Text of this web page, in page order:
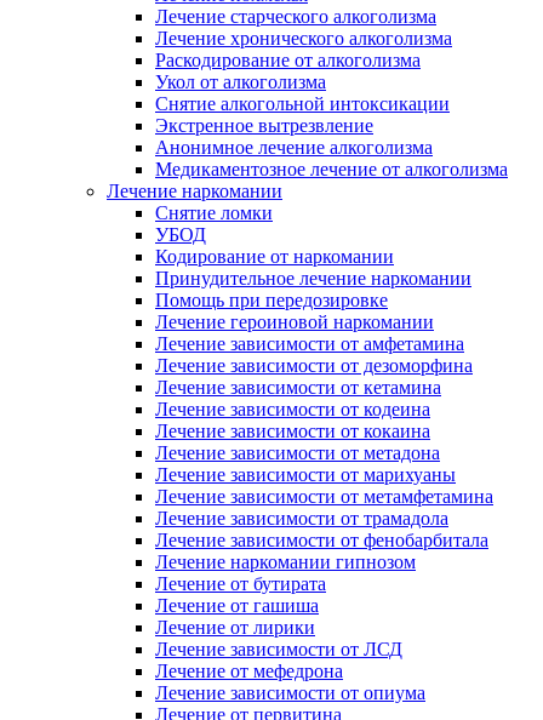
Лечение старческого алкоголизма
Лечение хронического алкоголизма
Раскодирование от алкоголизма
Укол от алкоголизма
Снятие алкогольной интоксикации
Экстренное вытрезвление
Анонимное лечение алкоголизма
Медикаментозное лечение от алкоголизма
Лечение наркомании
Снятие ломки
УБОД
Кодирование от наркомании
Принудительное лечение наркомании
Помощь при передозировке
Лечение героиновой наркомании
Лечение зависимости от амфетамина
Лечение зависимости от дезоморфина
Лечение зависимости от кетамина
Лечение зависимости от кодеина
Лечение зависимости от кокаина
Лечение зависимости от метадона
Лечение зависимости от марихуаны
Лечение зависимости от метамфетамина
Лечение зависимости от трамадола
Лечение зависимости от фенобарбитала
Лечение наркомании гипнозом
Лечение от бутирата
Лечение от гашиша
Лечение от лирики
Лечение зависимости от ЛСД
Лечение от мефедрона
Лечение зависимости от опиума
Лечение от первитина